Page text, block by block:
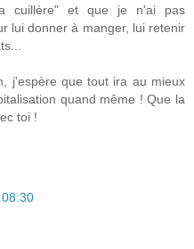
cuillère" et que je n'ai pas
lui donner à manger, lui retenir
j'espère que tout ira au mieux
quand même ! Que la
toi !